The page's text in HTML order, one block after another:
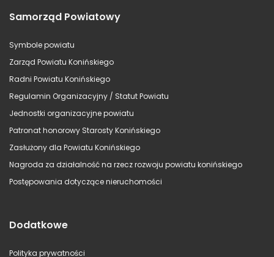
Samorząd Powiatowy
Symbole powiatu
Zarząd Powiatu Konińskiego
Radni Powiatu Konińskiego
Regulamin Organizacyjny / Statut Powiatu
Jednostki organizacyjne powiatu
Patronat honorowy Starosty Konińskiego
Zasłużony dla Powiatu Konińskiego
Nagroda za działalność na rzecz rozwoju powiatu konińskiego
Postępowania dotyczące nieruchomości
Dodatkowe
Polityka prywatności